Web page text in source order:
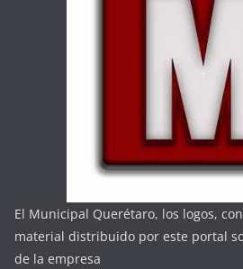
El Municipal Querétaro, los logos,
material distribuido por este portal
de la empresa